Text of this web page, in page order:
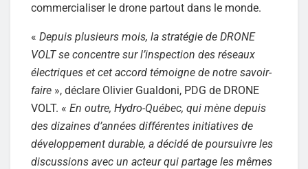
commercialiser le drone partout dans le monde.
« Depuis plusieurs mois, la stratégie de DRONE
VOLT se concentre sur l’inspection des réseaux
électriques et cet accord témoigne de notre savoir-
faire », déclare Olivier Gualdoni, PDG de DRONE
VOLT. « En outre, Hydro-Québec, qui mène depuis
des dizaines d’années différentes initiatives de
développement durable, a décidé de poursuivre les
discussions avec un acteur qui partage les mêmes